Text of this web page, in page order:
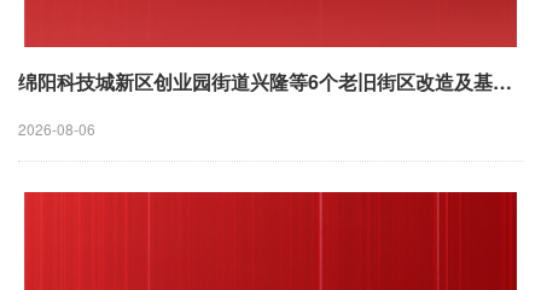
绵阳科技城新区创业园街道兴隆等6个老旧街区改造及基础设施提升项目“一案两书”编制服务公开比选公告
2026-08-06